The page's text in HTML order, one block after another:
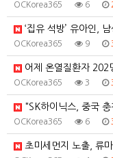
OCKorea365 6
‘집유 석방’ 유아인,
OCKorea365 9
어제 온열질환자
OCKorea365 3
"SK하이닉스, 중국
OCKorea365 6
초미세먼지 노출, 류